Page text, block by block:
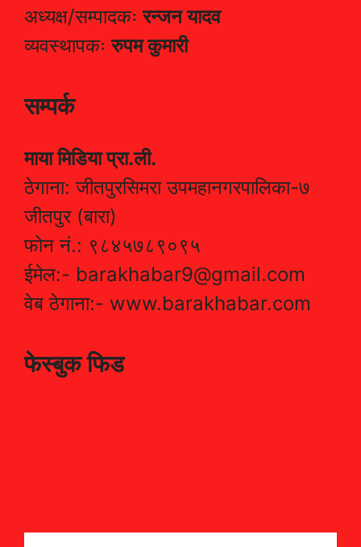
अध्यक्ष/सम्पादकःरन्जन यादव
व्यवस्थापकःरुपम कुमारी
सम्पर्क
माया मिडिया प्रा.ली.
ठेगाना: जीतपुरसिमरा उपमहानगरपालिका-७
जीतपुर (बारा)
फोन नं.: ९८४५७८९०९५
ईमेल:- barakhabar9@gmail.com
वेब ठेगाना:- www.barakhabar.com
फेस्बुक फिड